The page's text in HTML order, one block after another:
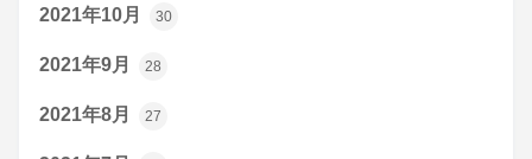
2021年10月 30
2021年9月 28
2021年8月 27